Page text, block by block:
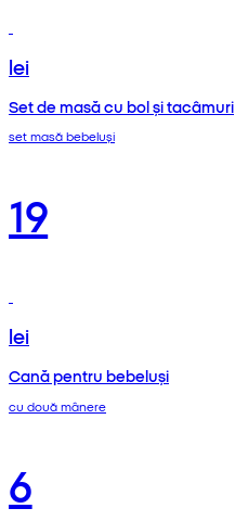
lei
Set de masă cu bol și tacâmuri
set masă bebeluși
19
lei
Cană pentru bebeluși
cu două mânere
6